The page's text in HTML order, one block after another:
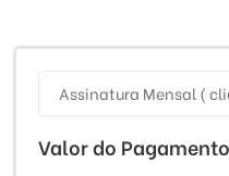
Assinatura Mensal (
Valor do Pagamento